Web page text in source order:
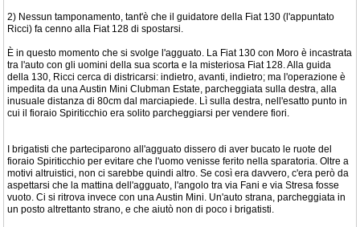
2) Nessun tamponamento, tant'è che il guidatore della Fiat 130 (l'appuntato
Ricci) fa cenno alla Fiat 128 di spostarsi.
È in questo momento che si svolge l'agguato. La Fiat 130 con Moro è incastrata
tra l'auto con gli uomini della sua scorta e la misteriosa Fiat 128. Alla guida
della 130, Ricci cerca di districarsi: indietro, avanti, indietro; ma l'operazione è
impedita da una Austin Mini Clubman Estate, parcheggiata sulla destra, alla
inusuale distanza di 80cm dal marciapiede. Lì sulla destra, nell'esatto punto in
cui il fioraio Spiriticchio era solito parcheggiarsi per vendere fiori.
I brigatisti che parteciparono all'agguato dissero di aver bucato le ruote del
fioraio Spiriticchio per evitare che l'uomo venisse ferito nella sparatoria. Oltre a
motivi altruistici, non ci sarebbe quindi altro. Se così era davvero, c'era però da
aspettarsi che la mattina dell'agguato, l'angolo tra via Fani e via Stresa fosse
vuoto. Ci si ritrova invece con una Austin Mini. Un'auto strana, parcheggiata in
un posto altrettanto strano, e che aiutò non di poco i brigatisti.